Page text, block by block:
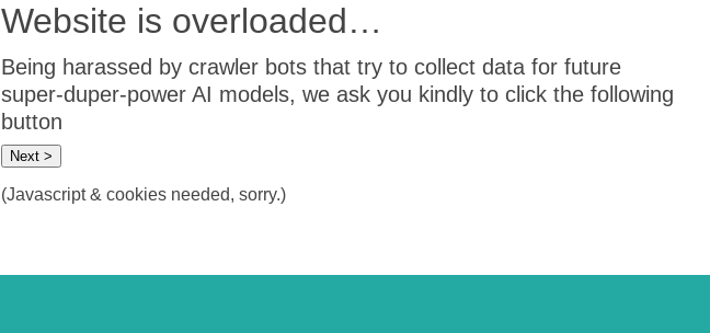
Website is overloaded…
Being harassed by crawler bots that try to collect data for future
super-duper-power AI models, we ask you kindly to click the following
button
Next >
(Javascript & cookies needed, sorry.)